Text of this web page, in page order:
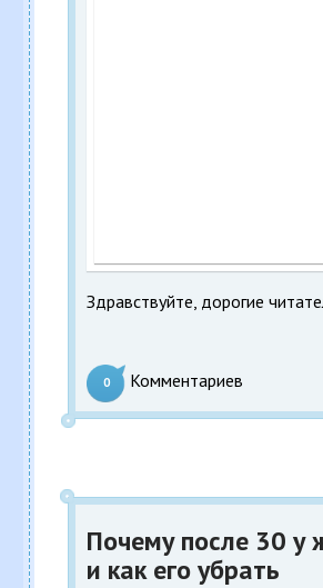
Здравствуйте, дорогие
0 Комментариев
Почему после 30 у
и как его убрать